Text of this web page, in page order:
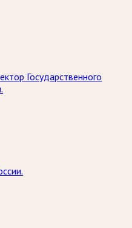
Государственного